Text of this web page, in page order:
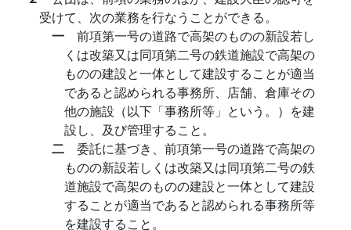
受けて、次の業務を行なうことができる。
一 前項第一号の道路で高架のものの新設若し
くは改築又は同項第二号の鉄道施設で高架の
ものの建設と一体として建設することが適当
であると認められる事務所、店舗、倉庫その
他の施設（以下「事務所等」という。）を建
設し、及び管理すること。
二 委託に基づき、前項第一号の道路で高架の
ものの新設若しくは改築又は同項第二号の鉄
道施設で高架のものの建設と一体として建設
することが適当であると認められる事務所等
を建設すること。